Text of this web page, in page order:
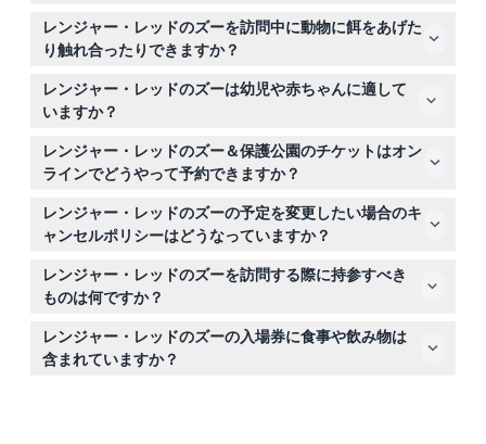
平日は午前10時から午後4時まで、週末と祝日は午前9時
から午後5時まで営業しています（変更される場合があり
ますので、予約時にご確認ください）。
レンジャー・レッドのズーを訪問中に動物に餌をあげた
り触れ合ったりできますか？
はい、お客様は動物に手で餌をあげたり、ヘビを抱いた
り、ルーファス・ベトンガーを撫でたり、その他のインタ
ラクティブな体験を楽しむことができますが、餌やりはス
タッフの許可がある場合のみ可能です。
レンジャー・レッドのズーは幼児や赤ちゃんに適して
いますか？
0歳から15歳までの子どもは有料の大人の同伴が必要で、
3歳未満の子どもは無料で入園できます。ただし、ごく幼
い幼児や妊娠中の方、最近手術を受けた方や心臓疾患をお
持ちの方は訪問を避けるべきです。
レンジャー・レッドのズー＆保護公園のチケットはオン
ラインでどうやって予約できますか？
このウェブサイト上で簡単にご希望の日付を選択し、予約
の過程で空き状況を確認してチケットをオンラインで直接
ご予約いただけます。
レンジャー・レッドのズーの予定を変更したい場合のキ
ャンセルポリシーはどうなっていますか？
予定された訪問日の少なくとも48時間前にキャンセルす
れば、全額返金されます。
レンジャー・レッドのズーを訪問する際に持参すべき
ものは何ですか？
歩きやすい靴、帽子や日焼け止めなどの日焼け対策、水を
持参してください。動物は匂いに敏感なため強い香水は避
け、ガラス瓶や花火などの危険な物品は持ち込み禁止で
レンジャー・レッドのズーの入場券に食事や飲み物は
含まれていますか？